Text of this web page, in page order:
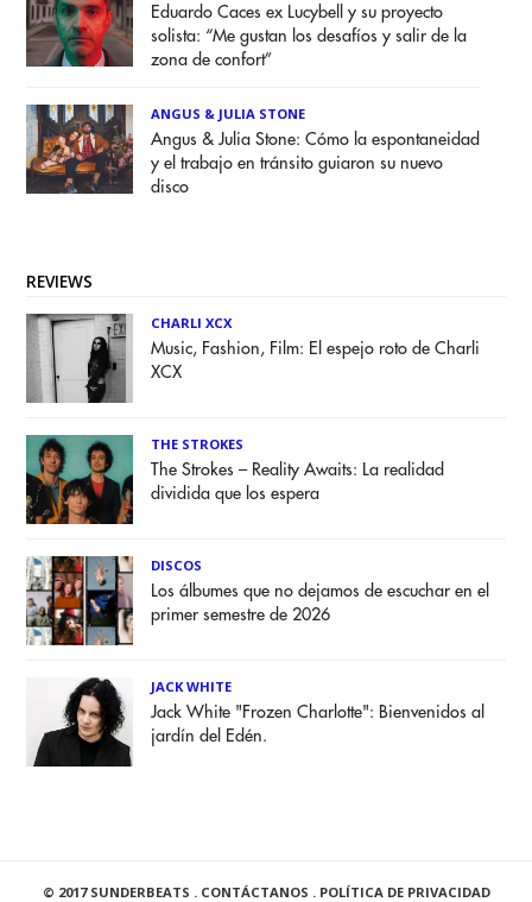
Eduardo Caces ex Lucybell y su proyecto
solista: “Me gustan los desafíos y salir de la
zona de confort”
ANGUS & JULIA STONE
Angus & Julia Stone: Cómo la espontaneidad
y el trabajo en tránsito guiaron su nuevo
disco
REVIEWS
CHARLI XCX
Music, Fashion, Film: El espejo roto de Charli
XCX
THE STROKES
The Strokes – Reality Awaits: La realidad
dividida que los espera
DISCOS
Los álbumes que no dejamos de escuchar en el
primer semestre de 2026
JACK WHITE
Jack White "Frozen Charlotte": Bienvenidos al
jardín del Edén.
© 2017 SUNDERBEATS . CONTÁCTANOS . POLÍTICA DE PRIVACIDAD